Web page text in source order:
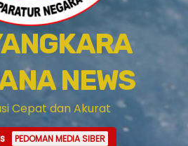
NEWS
Cepat dan Akurat
PEDOMAN MEDIA SIBER